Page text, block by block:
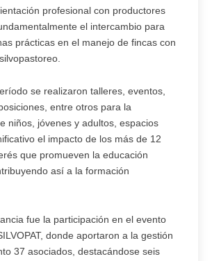
profesional con productores
el intercambio para
prácticas en el manejo de fincas con
se realizaron talleres, eventos,
entre otros para la
niños, jóvenes y adultos, espacios
el impacto de los más de 12
que promueven la educación
así a la formación
fue la participación en el evento
donde aportaron a la gestión
37 asociados, destacándose seis